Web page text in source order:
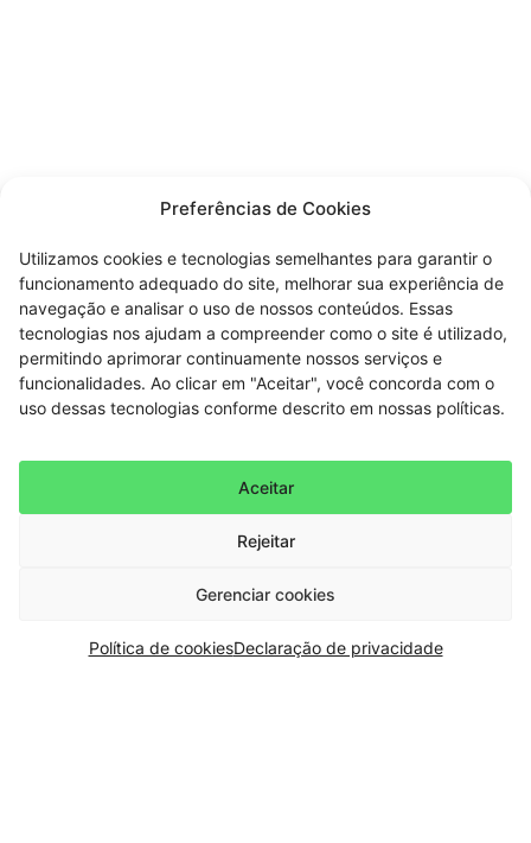
Preferências de Cookies
Utilizamos cookies e tecnologias semelhantes para garantir o
funcionamento adequado do site, melhorar sua experiência de
navegação e analisar o uso de nossos conteúdos. Essas
tecnologias nos ajudam a compreender como o site é utilizado,
permitindo aprimorar continuamente nossos serviços e
funcionalidades. Ao clicar em "Aceitar", você concorda com o
uso dessas tecnologias conforme descrito em nossas políticas.
Aceitar
Rejeitar
Gerenciar cookies
Política de cookiesDeclaração de privacidade